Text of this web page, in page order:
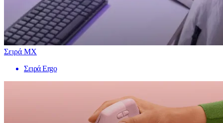
Σειρά MX
Σειρά Ergo